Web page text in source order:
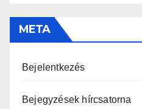
META
Bejelentkezés
Bejegyzések hírcsatorna